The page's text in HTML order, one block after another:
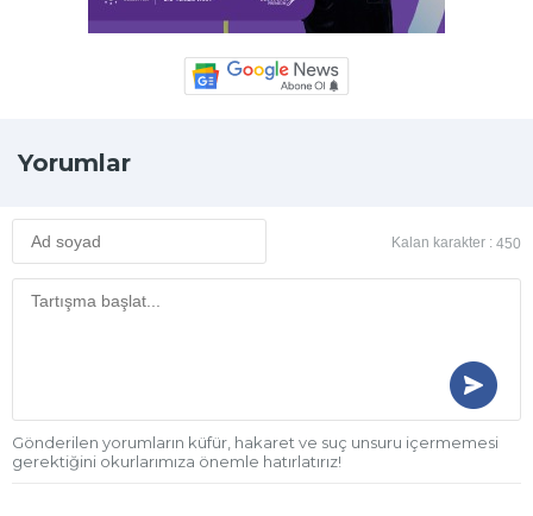
Yorumlar
Kalan karakter : 450
Gönderilen yorumların küfür, hakaret ve suç unsuru içermemesi
gerektiğini okurlarımıza önemle hatırlatırız!